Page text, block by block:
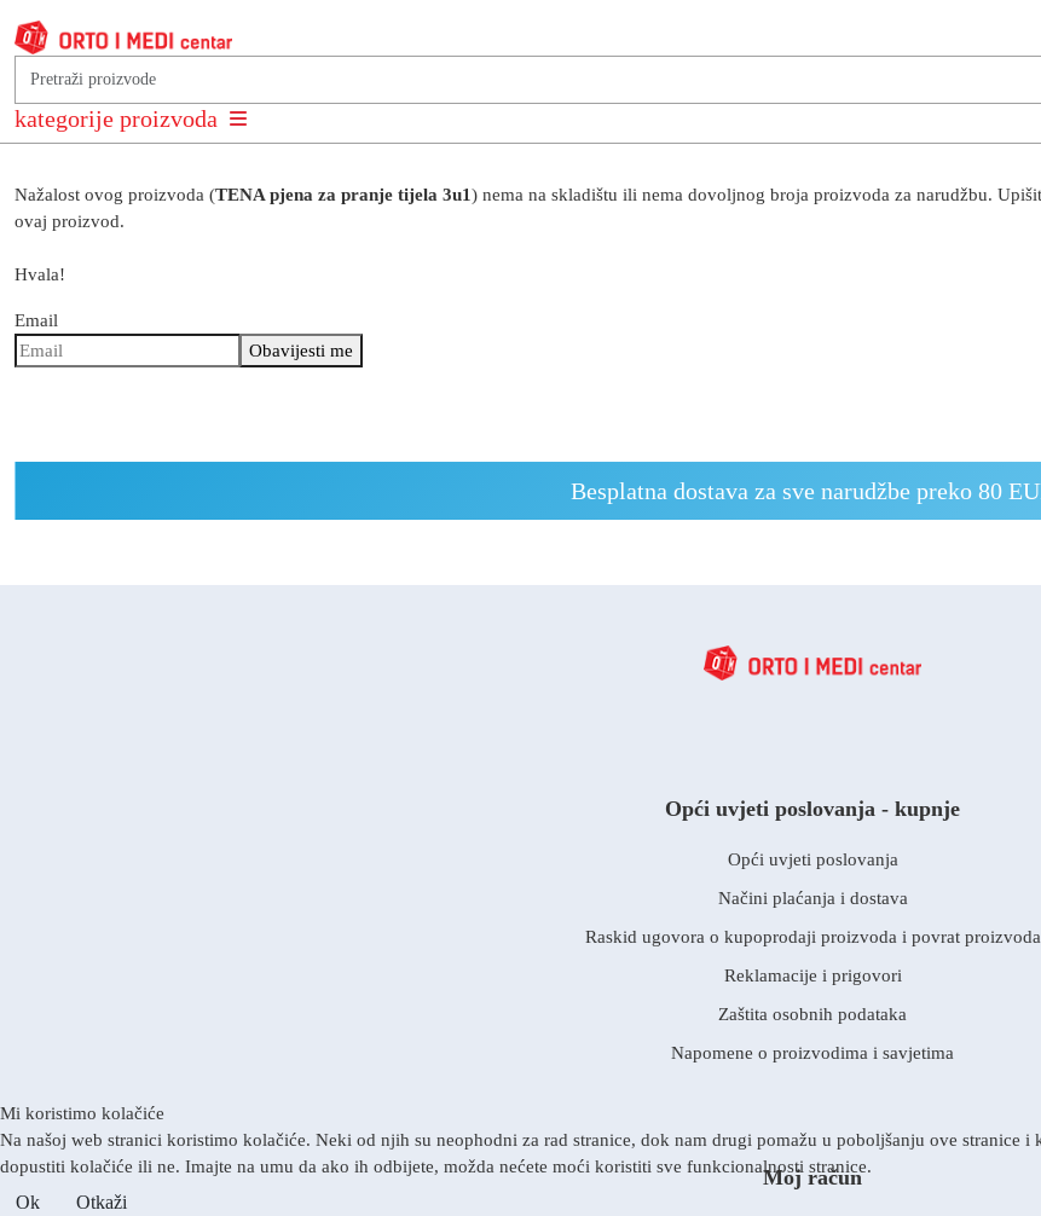
kategorije proizvoda
Obavijesti me
Nažalost ovog proizvoda (TENA pjena za pranje tijela 3u1) nema na skladištu ili nema dovoljnog broja proizvoda za narudžbu.
ovaj proizvod.
Hvala!
Email
Obavijesti me
Besplatna dostava za sve narudžbe preko 80
Opći uvjeti poslovanja - kupnje
Opći uvjeti poslovanja
Načini plaćanja i dostava
Raskid ugovora o kupoprodaji proizvoda i povrat proizvoda
Reklamacije i prigovori
Zaštita osobnih podataka
Napomene o proizvodima i savjetima
Moj račun
Mi koristimo kolačiće
Na našoj web stranici koristimo kolačiće. Neki od njih su neophodni za rad stranice, dok nam drugi pomažu u poboljšanju ove stranice
dopustiti kolačiće ili ne. Imajte na umu da ako ih odbijete, možda nećete moći koristiti sve funkcionalnosti stranice.
Ok Otkaži